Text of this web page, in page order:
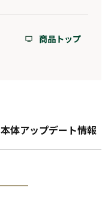
商品トップ
本体アップデート情報